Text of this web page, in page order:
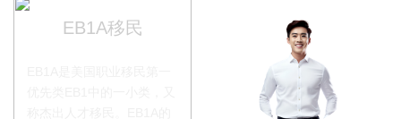
EB1A移民